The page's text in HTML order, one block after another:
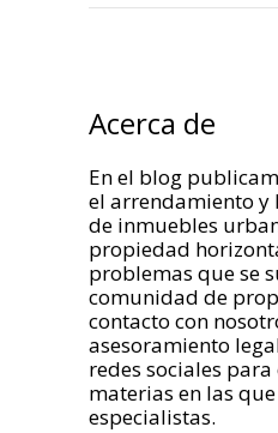
Acerca de
En el blog
el arrendamiento y
de inmuebles
propiedad
problemas que se
comunidad de
contacto con
asesoramiento
redes sociales
materias en las
especialistas.